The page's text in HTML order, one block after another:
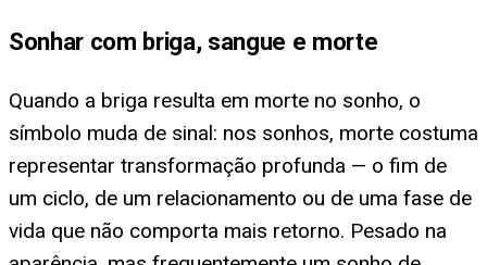
Sonhar com briga, sangue e morte
Quando a briga resulta em morte no sonho, o
símbolo muda de sinal: nos sonhos, morte costuma
representar transformação profunda — o fim de
um ciclo, de um relacionamento ou de uma fase de
vida que não comporta mais retorno. Pesado na